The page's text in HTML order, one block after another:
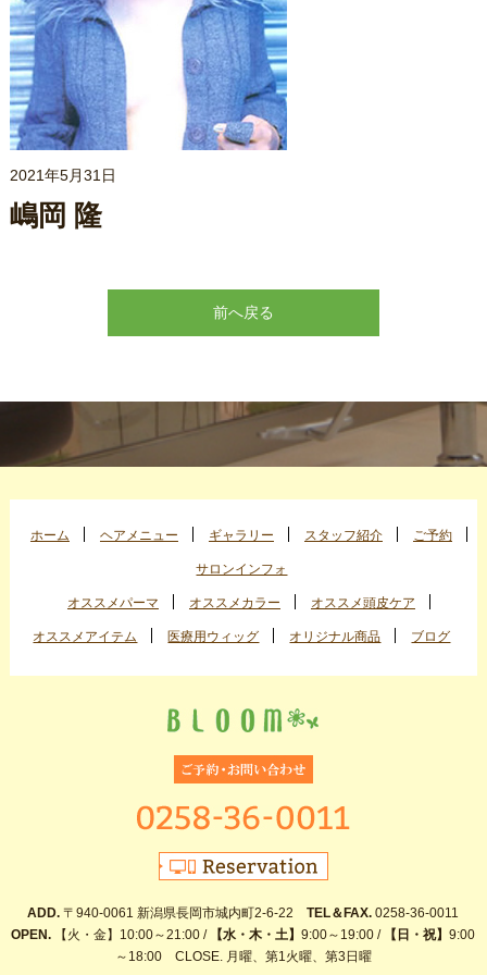
2021年5月31日
嶋岡 隆
前へ戻る
ホーム ヘアメニュー ギャラリー スタッフ紹介 ご予約
サロンインフォ
オススメパーマ オススメカラー オススメ頭皮ケア
オススメアイテム 医療用ウィッグ オリジナル商品 ブログ
ADD. 〒940-0061 新潟県長岡市城内町2-6-22TEL＆FAX. 0258-36-0011
OPEN. 【火・金】10:00～21:00 / 【水・木・土】9:00～19:00 / 【日・祝】9:00
～18:00 CLOSE. 月曜、第1火曜、第3日曜